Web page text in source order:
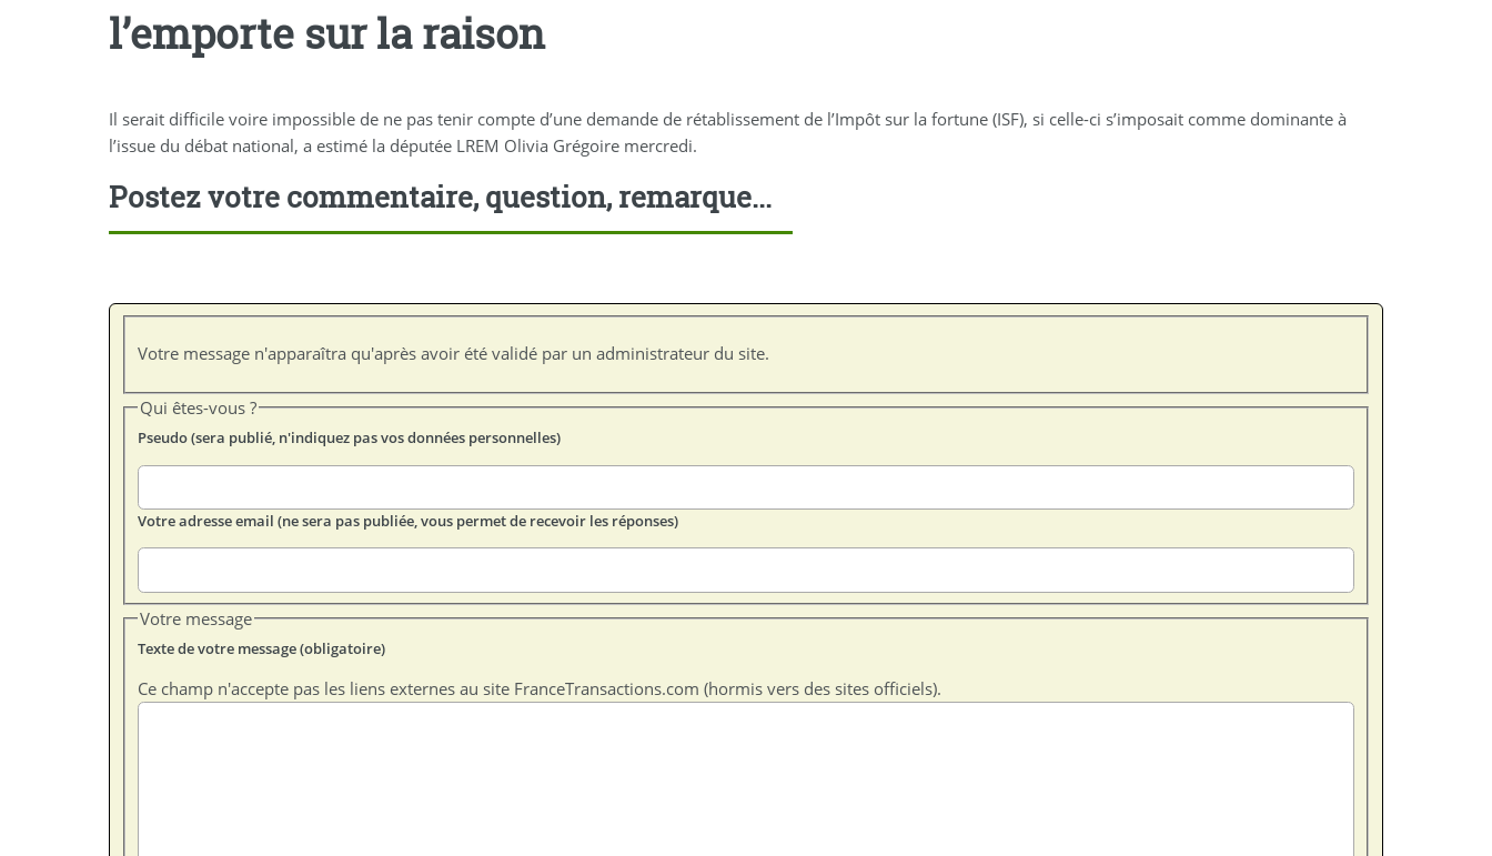
l’emporte sur la raison
Il serait difficile voire impossible de ne pas tenir compte d’une demande de rétablissement de l’Impôt sur la fortune (ISF), si celle-ci s’imposait comme dominante à
l’issue du débat national, a estimé la députée LREM Olivia Grégoire mercredi.
Postez votre commentaire, question, remarque...
Votre message n'apparaîtra qu'après avoir été validé par un administrateur du site.
Qui êtes-vous ?
Pseudo (sera publié, n'indiquez pas vos données personnelles)
Votre adresse email (ne sera pas publiée, vous permet de recevoir les réponses)
Votre message
Texte de votre message (obligatoire)
Ce champ n'accepte pas les liens externes au site FranceTransactions.com (hormis vers des sites officiels).